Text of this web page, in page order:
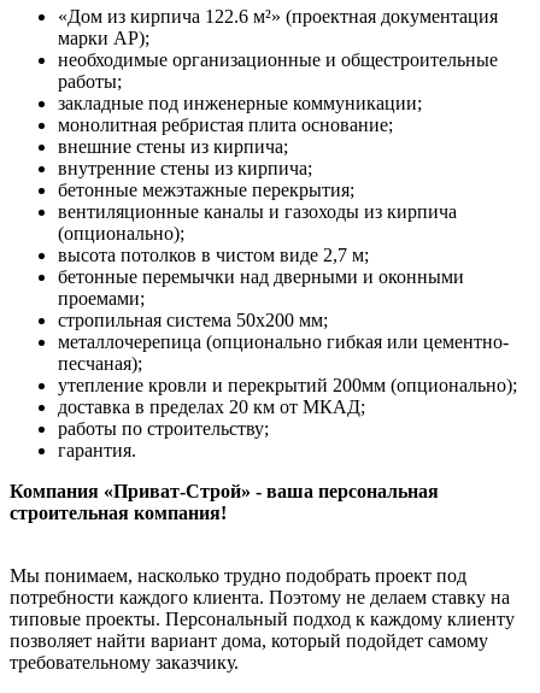
«Дом из кирпича 122.6 м²» (проектная документация
марки АР);
необходимые организационные и общестроительные
работы;
закладные под инженерные коммуникации;
монолитная ребристая плита основание;
внешние стены из кирпича;
внутренние стены из кирпича;
бетонные межэтажные перекрытия;
вентиляционные каналы и газоходы из кирпича
(опционально);
высота потолков в чистом виде 2,7 м;
бетонные перемычки над дверными и оконными
проемами;
стропильная система 50х200 мм;
металлочерепица (опционально гибкая или цементно-
песчаная);
утепление кровли и перекрытий 200мм (опционально);
доставка в пределах 20 км от МКАД;
работы по строительству;
гарантия.
Компания «Приват-Строй» - ваша персональная
строительная компания!
Мы понимаем, насколько трудно подобрать проект под
потребности каждого клиента. Поэтому не делаем ставку на
типовые проекты. Персональный подход к каждому клиенту
позволяет найти вариант дома, который подойдет самому
требовательному заказчику.